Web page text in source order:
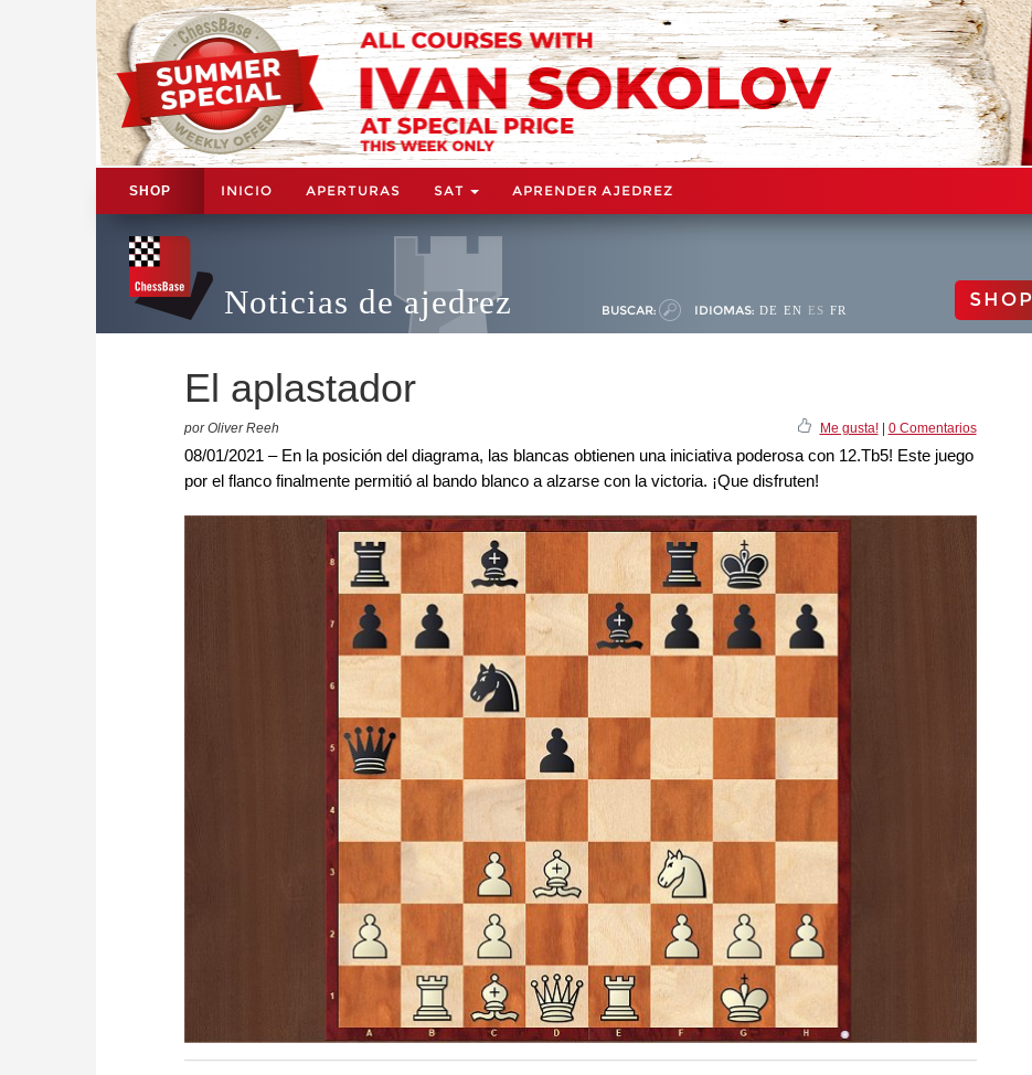
SHOP INICIO APERTURAS SAT APRENDER AJEDREZ
Noticias de ajedrez BUSCAR: IDIOMAS: DE EN ES FR SHOP
El aplastador
por Oliver Reeh Me gusta!| 0 Comentarios
08/01/2021 – En la posición del diagrama, las blancas obtienen una iniciativa poderosa con 12.Tb5! Este juego
por el flanco finalmente permitió al bando blanco a alzarse con la victoria. ¡Que disfruten!